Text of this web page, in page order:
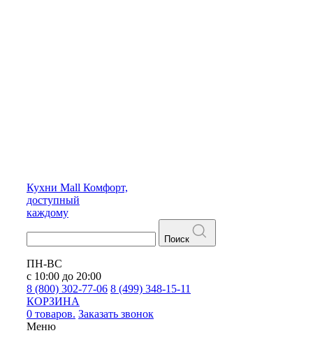
Кухни Mall Комфорт,
доступный
каждому
Поиск
ПН-ВС
с 10:00 до 20:00
8 (800) 302-77-06 8 (499) 348-15-11
КОРЗИНА
0 товаров. Заказать звонок
Меню